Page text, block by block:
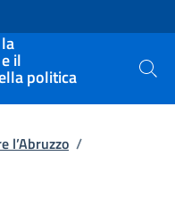
il
politica Cerca
l’Abruzzo /